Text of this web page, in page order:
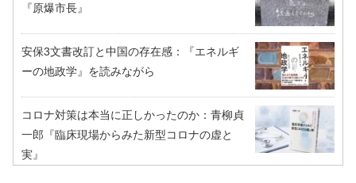
『原爆市長』
安保3文書改訂と中国の存在感：『エネルギ
ーの地政学』を読みながら
コロナ対策は本当に正しかったのか：青柳貞
一郎『臨床現場からみた新型コロナの虚と
実』